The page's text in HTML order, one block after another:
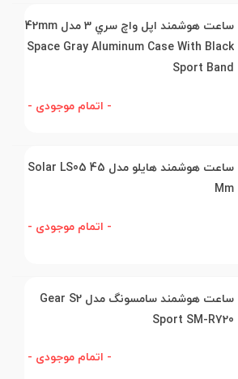
ساعت هوشمند اپل واچ سري 3 مدل 42mm
Space Gray Aluminum Case With Black
Sport Band
- اتمام موجودی -
ساعت هوشمند هایلو مدل Solar LS05 45
Mm
- اتمام موجودی -
ساعت هوشمند سامسونگ مدل Gear S2
Sport SM-R720
- اتمام موجودی -